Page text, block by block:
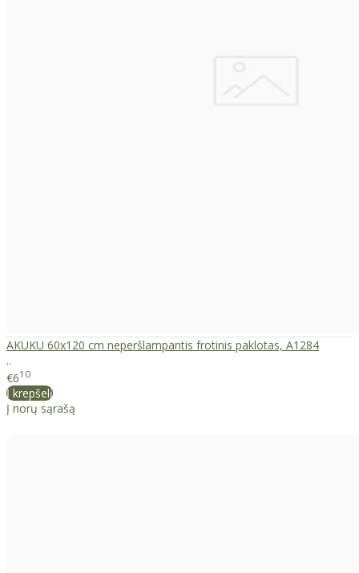
AKUKU 60x120 cm neperšlampantis frotinis paklotas, A1284
..
€610
Į krepšelį
Į norų sąrašą